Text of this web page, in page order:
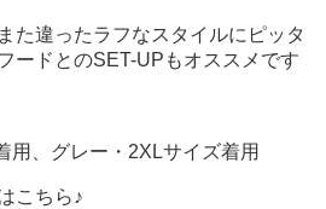
た違ったラフなスタイルにピッタ
ードとのSET-UPもオススメです
用、グレー・2XLサイズ着用
こちら♪